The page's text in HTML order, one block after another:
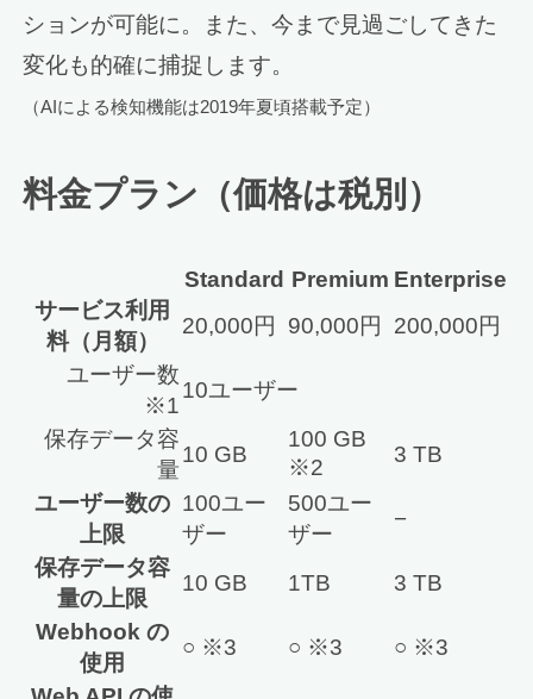
ションが可能に。また、今まで見過ごしてきた
変化も的確に捕捉します。
（AIによる検知機能は2019年夏頃搭載予定）
料金プラン（価格は税別）
Standard Premium Enterprise
サービス利用
料（月額）
20,000円 90,000円
200,000円
ユーザー数
※1
10ユーザー
保存データ容
量
10 GB
100 GB
※2
3 TB
ユーザー数の
上限
100ユー
ザー
500ユー
ザー
−
保存データ容
量の上限
10 GB 1TB
3 TB
Webhook の
使用
○ ※3 ○ ※3
○ ※3